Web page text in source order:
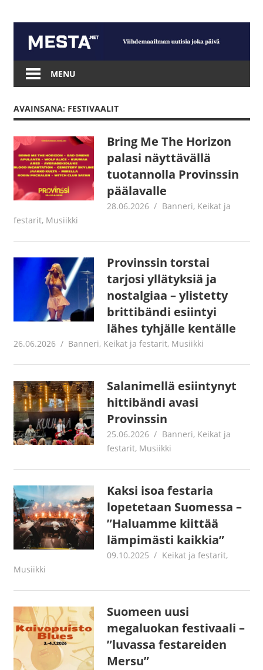
content
Mesta.net
MENU
AVAINSANA: FESTIVAALIT
Bring Me The Horizon
palasi näyttävällä
tuotannolla Provinssin
päälavalle
28.06.2026 Tomi Asuintupa
Banneri, Keikat ja
festarit, Musiikki
Provinssin torstai
tarjosi yllätyksiä ja
nostalgiaa – ylistetty
brittibändi esiintyi
lähes tyhjälle kentälle
26.06.2026 Jouni Hirn
Banneri, Keikat ja festarit, Musiikki
Salanimellä esiintynyt
hittibändi avasi
Provinssin
25.06.2026 Jouni Hirn
Banneri, Keikat ja
festarit, Musiikki
Kaksi isoa festaria
lopetetaan Suomessa –
”Haluamme kiittää
lämpimästi kaikkia”
09.10.2025 Jouni Hirn
Keikat ja festarit,
Musiikki
Suomeen uusi
megaluokan festivaali –
”luvassa festareiden
Mersu”